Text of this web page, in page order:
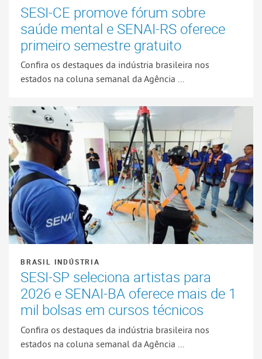
SESI-CE promove fórum sobre
saúde mental e SENAI-RS oferece
primeiro semestre gratuito
Confira os destaques da indústria brasileira nos
estados na coluna semanal da Agência ...
BRASIL INDÚSTRIA
SESI-SP seleciona artistas para
2026 e SENAI-BA oferece mais de 1
mil bolsas em cursos técnicos
Confira os destaques da indústria brasileira nos
estados na coluna semanal da Agência ...